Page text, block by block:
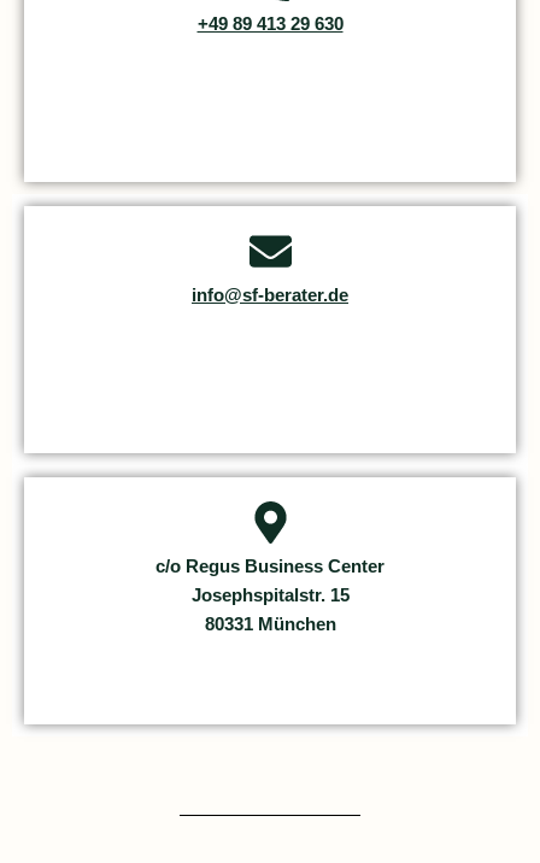
+49 89 413 29 630
info@sf-berater.de
c/o Regus Business Center
Josephspitalstr. 15
80331 München